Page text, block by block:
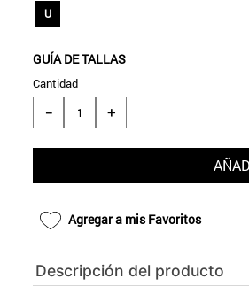
U
GUÍA DE TALLAS
Cantidad
＋
－
Agregar a mis Favoritos
Descripción del producto